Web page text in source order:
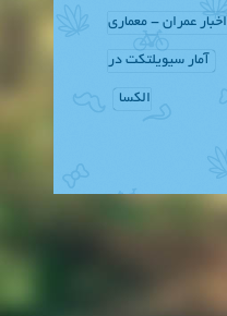
اخبار عمران - معماری
آمار سیویلتکت در
الکسا